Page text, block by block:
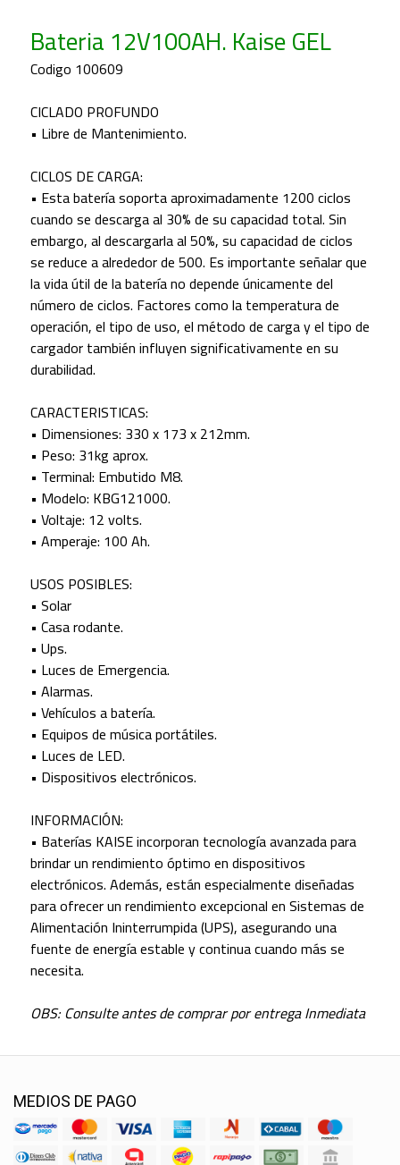
Bateria 12V100AH. Kaise GEL
Codigo 100609
CICLADO PROFUNDO
• Libre de Mantenimiento.
CICLOS DE CARGA:
• Esta batería soporta aproximadamente 1200 ciclos
cuando se descarga al 30% de su capacidad total. Sin
embargo, al descargarla al 50%, su capacidad de ciclos
se reduce a alrededor de 500. Es importante señalar que
la vida útil de la batería no depende únicamente del
número de ciclos. Factores como la temperatura de
operación, el tipo de uso, el método de carga y el tipo de
cargador también influyen significativamente en su
durabilidad.
CARACTERISTICAS:
• Dimensiones: 330 x 173 x 212mm.
• Peso: 31kg aprox.
• Terminal: Embutido M8.
• Modelo: KBG121000.
• Voltaje: 12 volts.
• Amperaje: 100 Ah.
USOS POSIBLES:
• Solar
• Casa rodante.
• Ups.
• Luces de Emergencia.
• Alarmas.
• Vehículos a batería.
• Equipos de música portátiles.
• Luces de LED.
• Dispositivos electrónicos.
INFORMACIÓN:
• Baterías KAISE incorporan tecnología avanzada para
brindar un rendimiento óptimo en dispositivos
electrónicos. Además, están especialmente diseñadas
para ofrecer un rendimiento excepcional en Sistemas de
Alimentación Ininterrumpida (UPS), asegurando una
fuente de energía estable y continua cuando más se
necesita.
OBS: Consulte antes de comprar por entrega Inmediata
MEDIOS DE PAGO